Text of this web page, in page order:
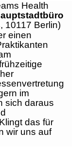
Health
10117 Berlin)
einen
im
sich daraus
das für
wir uns auf